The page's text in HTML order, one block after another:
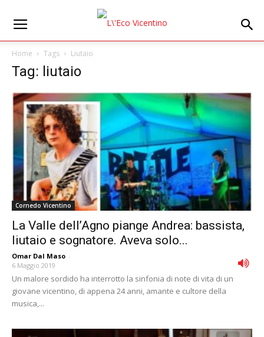
Home Tags Liutaio
Tag: liutaio
Cornedo Vicentino
La Valle dell’Agno piange Andrea: bassista,
liutaio e sognatore. Aveva solo...
Omar Dal Maso -
6 Maggio 2019
Un malore sordido ha interrotto la sinfonia di note di vita di un
giovane vicentino, di appena 24 anni, amante e cultore della
musica,...